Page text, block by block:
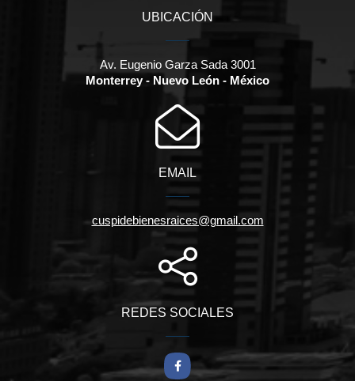
UBICACIÓN
Av. Eugenio Garza Sada 3001
Monterrey - Nuevo León - México
EMAIL
cuspidebienesraices@gmail.com
REDES SOCIALES
Facebook